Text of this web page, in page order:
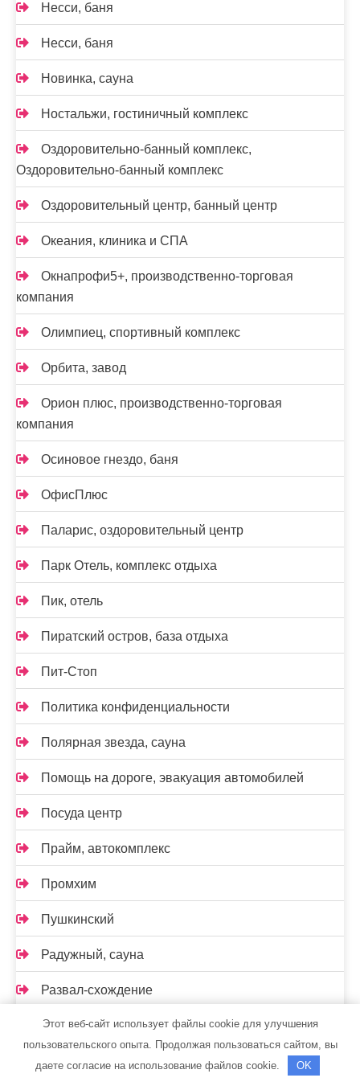
Несси, баня
Несси, баня
Новинка, сауна
Ностальжи, гостиничный комплекс
Оздоровительно-банный комплекс,
Оздоровительно-банный комплекс
Оздоровительный центр, банный центр
Океания, клиника и СПА
Окнапрофи5+, производственно-торговая
компания
Олимпиец, спортивный комплекс
Орбита, завод
Орион плюс, производственно-торговая
компания
Осиновое гнездо, баня
ОфисПлюс
Паларис, оздоровительный центр
Парк Отель, комплекс отдыха
Пик, отель
Пиратский остров, база отдыха
Пит-Стоп
Политика конфиденциальности
Полярная звезда, сауна
Помощь на дороге, эвакуация автомобилей
Посуда центр
Прайм, автокомплекс
Промхим
Пушкинский
Радужный, сауна
Развал-схождение
Реклама и Контакты
Ремавто
Этот веб-сайт использует файлы cookie для улучшения
пользовательского опыта. Продолжая пользоваться сайтом, вы
даете согласие на использование файлов cookie.
OK